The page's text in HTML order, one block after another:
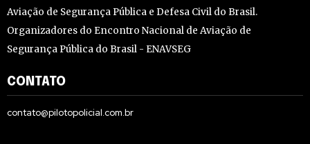
Aviação de Segurança Pública e Defesa Civil do Brasil.
Organizadores do Encontro Nacional de Aviação de
Segurança Pública do Brasil - ENAVSEG
CONTATO
contato@pilotopolicial.com.br